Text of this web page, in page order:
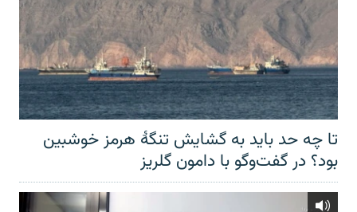
تا چه حد باید به گشایش تنگهٔ هرمز خوشبین
بود؟ در گفت‌وگو با دامون گلریز